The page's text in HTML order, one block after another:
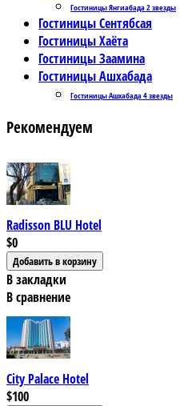
Гостиницы Янгиабада 2 звезды
Гостиницы Сентябсая
Гостиницы Хаёта
Гостиницы Заамина
Гостиницы Ашхабада
Гостиницы Ашхабада 4 звезды
Рекомендуем
Radisson BLU Hotel
$0
В закладки
В сравнение
City Palace Hotel
$100